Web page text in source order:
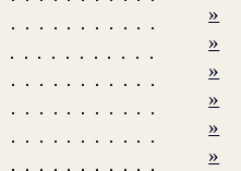
»
»
»
»
»
»